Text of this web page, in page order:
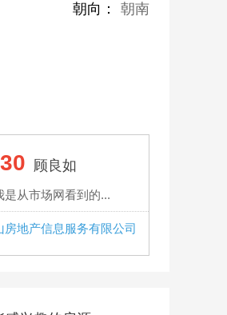
朝向： 朝南
顾良如
从市场网看到的...
房地产信息服务有限公司